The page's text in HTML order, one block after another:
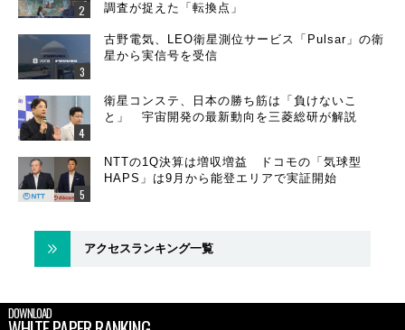
調査が捉えた「転換点」
古野電気、LEO衛星測位サービス「Pulsar」の衛
星から実信号を受信
衛星コンステ、日本の勝ち筋は「負けないこ
と」 宇宙開発の最新動向を三菱総研が解説
NTTの1Q決算は増収増益 ドコモの「気球型
HAPS」は9月から能登エリアで実証開始
アクセスランキング一覧
DOWNLOAD